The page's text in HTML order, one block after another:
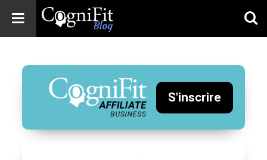
Blog: Brain
Health
News
Brain Training,
Mental Health, and
Wellness
S'inscrire